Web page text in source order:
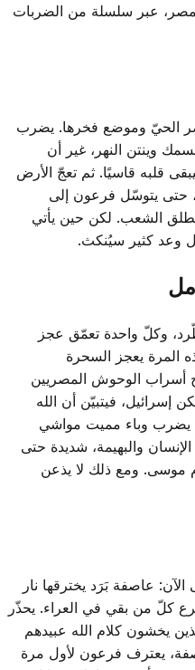
عبر سلسلة من الضربات
الحيّ وموضع فخرها. يضرب
وينتن النهر، غير أن
قلبه قاسيًا. ثم تعجّ الأرض
حتى يتوسّل فرعون إلى
الشعب. لكن حين يأتي
وعد كثير سيُنكث.
وكلّ واحدة تعمّق عجز
المرة يعجز السحرة
أسراب الوحوش المصريين
فيتبيّن أن الله
يضرب وباء مميت مواشي
والبهيمة، شديدة حتى
موسى. ومع ذلك لا يذعن
عاصفة بَرَد يخترقها نار
كلّ من بقي في العراء. يحذّر
يخشون كلام الله عبيدهم
يعترف فرعون لأول مرة